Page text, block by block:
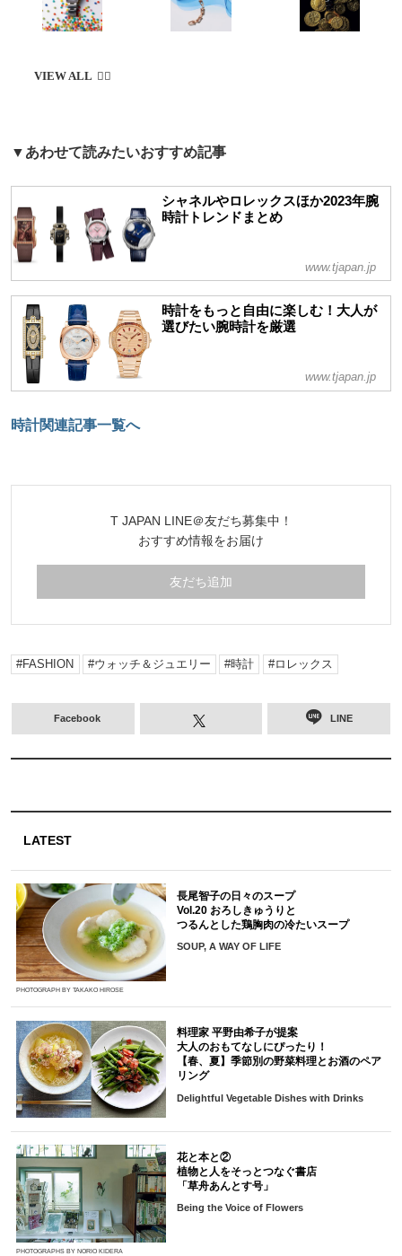
▼あわせて読みたいおすすめ記事
シャネルやロレックスほか2023年腕
時計トレンドまとめ
www.tjapan.jp
時計をもっと自由に楽しむ！大人が
選びたい腕時計を厳選
www.tjapan.jp
時計関連記事一覧へ
T JAPAN LINE＠友だち募集中！
おすすめ情報をお届け
友だち追加
FASHION ウォッチ＆ジュエリー 時計 ロレックス
Facebook LINE
LATEST
PHOTOGRAPH BY TAKAKO HIROSE
長尾智子の日々のスープ
Vol.20 おろしきゅうりと
つるんとした鶏胸肉の冷たいスープ
SOUP, A WAY OF LIFE
料理家 平野由希子が提案
大人のおもてなしにぴったり！
【春、夏】季節別の野菜料理とお酒のペア
リング
Delightful Vegetable Dishes with Drinks
PHOTOGRAPHS BY NORIO KIDERA
花と本と②
植物と人をそっとつなぐ書店
「草舟あんとす号」
Being the Voice of Flowers